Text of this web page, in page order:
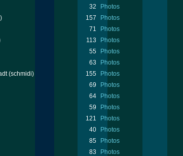
32
Photos
157
Photos
71
Photos
113
Photos
55
Photos
63
Photos
(schmidi) 155
Photos
69
Photos
64
Photos
59
Photos
121
Photos
40
Photos
85
Photos
83
Photos